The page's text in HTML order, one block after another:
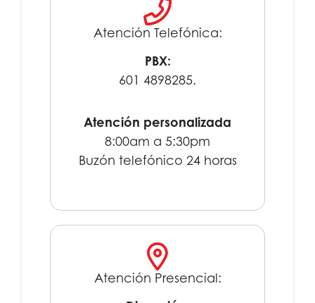
Atención Telefónica:
PBX:
601 4898285.
Atención personalizada
8:00am a 5:30pm
Buzón telefónico 24 horas
Atención Presencial: